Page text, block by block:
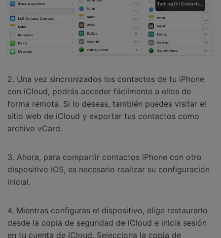
2. Una vez sincronizados los contactos de tu iPhone
con iCloud, podrás acceder fácilmente a ellos de
forma remota. Si lo deseas, también puedes visitar el
sitio web de iCloud y exportar tus contactos como
archivo vCard.
3. Ahora, para compartir contactos iPhone con otro
dispositivo iOS, es necesario realizar su configuración
inicial.
4. Mientras configuras el dispositivo, elige restaurarlo
desde la copia de seguridad de iCloud e inicia sesión
en tu cuenta de iCloud. Selecciona la copia de